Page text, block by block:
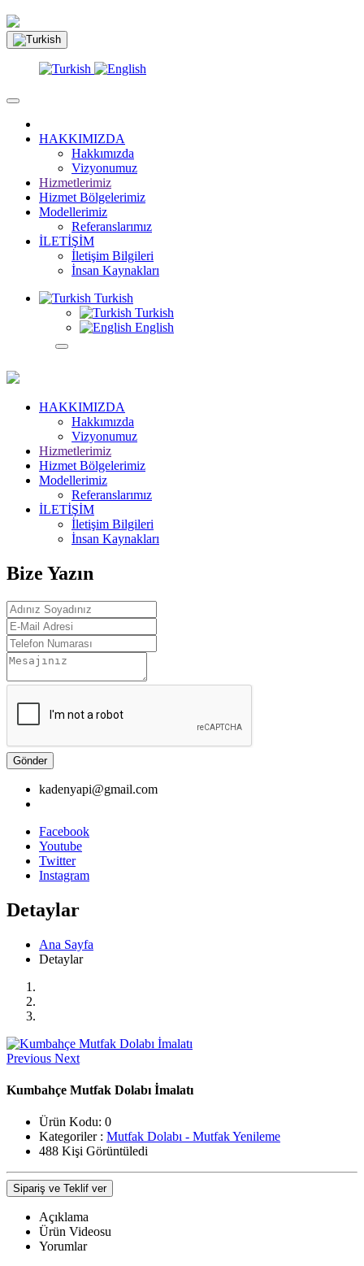
HAKKIMIZDA
Hakkımızda
Vizyonumuz
Hizmetlerimiz
Hizmet Bölgelerimiz
Modellerimiz
Referanslarımız
İLETİŞİM
İletişim Bilgileri
İnsan Kaynakları
Turkish
Turkish
English
HAKKIMIZDA
Hakkımızda
Vizyonumuz
Hizmetlerimiz
Hizmet Bölgelerimiz
Modellerimiz
Referanslarımız
İLETİŞİM
İletişim Bilgileri
İnsan Kaynakları
Bize Yazın
Gönder
kadenyapi@gmail.com
Facebook
Youtube
Twitter
Instagram
Detaylar
Ana Sayfa
Detaylar
Previous Next
Kumbahçe Mutfak Dolabı İmalatı
Ürün Kodu: 0
Kategoriler : Mutfak Dolabı - Mutfak Yenileme
488 Kişi Görüntüledi
Sipariş ve Teklif ver
Açıklama
Ürün Videosu
Yorumlar